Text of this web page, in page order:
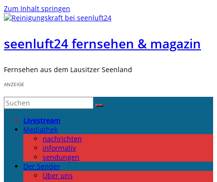
Zum Inhalt springen
seenluft24 fernsehen & magazin
Fernsehen aus dem Lausitzer Seenland
ANZEIGE
Livestream
Mediathek
nachrichten
informativ
sendungen
Der Sender
Über uns